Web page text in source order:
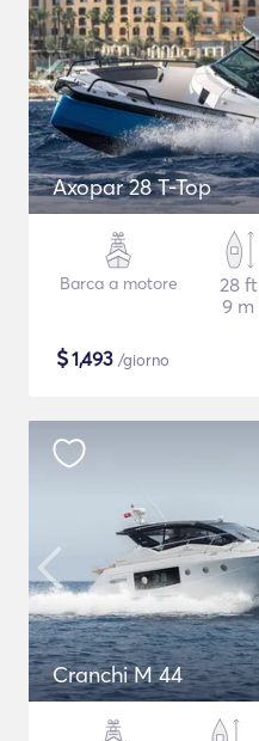
Axopar 28 T-Top
Barca a motore
28 ft
9 m
$1,493 /giorno
Cranchi M 44